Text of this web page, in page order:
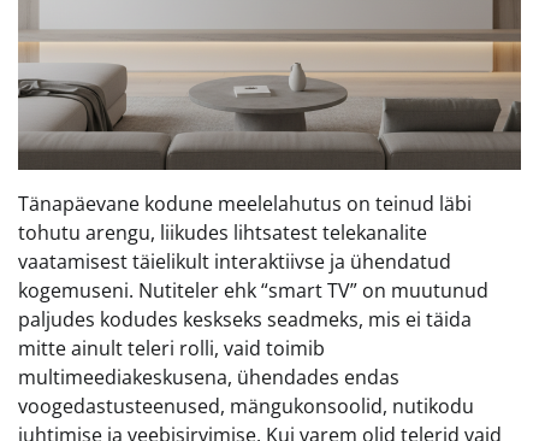
Tänapäevane kodune meelelahutus on teinud läbi
tohutu arengu, liikudes lihtsatest telekanalite
vaatamisest täielikult interaktiivse ja ühendatud
kogemuseni. Nutiteler ehk “smart TV” on muutunud
paljudes kodudes keskseks seadmeks, mis ei täida
mitte ainult teleri rolli, vaid toimib
multimeediakeskusena, ühendades endas
voogedastusteenused, mängukonsoolid, nutikodu
juhtimise ja veebisirvimise. Kui varem olid telerid vaid